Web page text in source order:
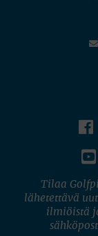
Tilaa
lähetettävä
ilmiöistä